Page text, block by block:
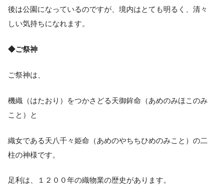
後は公園になっているのですが、境内はとても明るく、清々
しい気持ちになれます。
◆ご祭神
ご祭神は、
機織（はたおり）をつかさどる天御鉾命（あめのみほこのみ
こと）と
織女である天八千々姫命（あめのやちちひめのみこと）の二
柱の神様です。
足利は、１２００年の織物業の歴史があります。